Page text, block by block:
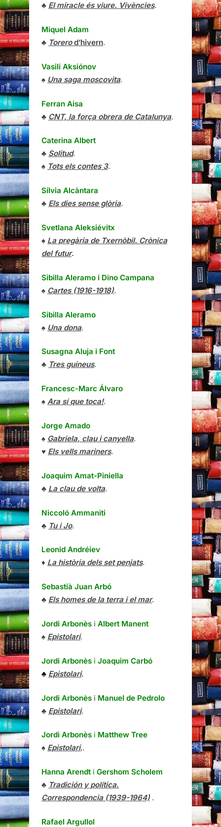
♣ El miracle és viure. Vivències.
Miquel Adam
♣ Torerod’hivern.
Vasili Aksiónov
♠ Una saga moscovita.
Ferran Aisa
♣ CNT, la força obrera de Catalunya.
Caterina Albert
♣ Solitud.
♠ Tots els contes 3.
Sílvia Alcàntara
♣ Els dies sense glòria.
Svetlana Aleksiévitx
♠ La pregària de Txernòbil. Crònica
del futur.
Sibilla Aleramo i Dino Campana
♠ Cartes (1916-1918).
Sibilla Aleramo
♠ Una dona.
Susagna Aluja i Font
♣ Tres guineus.
Francesc-Marc Álvaro
♠ Ara sí que toca!.
Jorge Amado
♠ Gabriela, clau i canyella.
♥ Els vells mariners.
Joaquim Amat-Piniella
♣ La clau de volta.
Niccoló Ammaniti
♣ Tu i Jo.
Leonid Andréiev
♦ La història dels set penjats.
Sebastià Juan Arbó
♣ Els homes de la terra i el mar.
Jordi Arbonès i Albert Manent
♠ Epistolari.
Jordi Arbonès i Joaquim Carbó
♣ Epistolari.
Jordi Arbonès i Manuel de Pedrolo
♣ Epistolari.
Jordi Arbonès i Matthew Tree
♠ Epistolari,.
Hanna Arendt i Gershom Scholem
♣ Tradición y política.
Correspondencia (1939-1964) .
Rafael Argullol